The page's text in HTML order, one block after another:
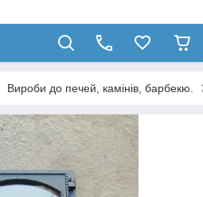
Вироби до печей, камінів, барбекю.